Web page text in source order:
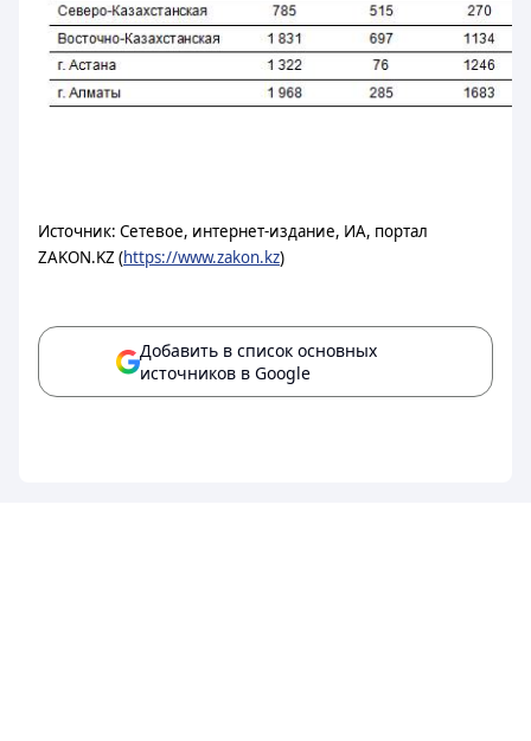
Источник: Сетевое, интернет-издание, ИА, портал
ZAKON.KZ (https://www.zakon.kz)
Добавить в список основных
источников в Google